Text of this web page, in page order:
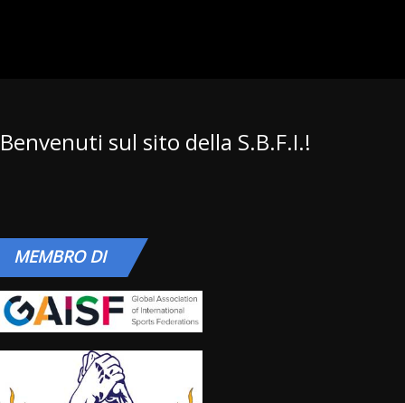
Benvenuti sul sito della S.B.F.I.!
MEMBRODI